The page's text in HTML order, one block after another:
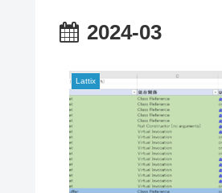
2024-03
Lattix